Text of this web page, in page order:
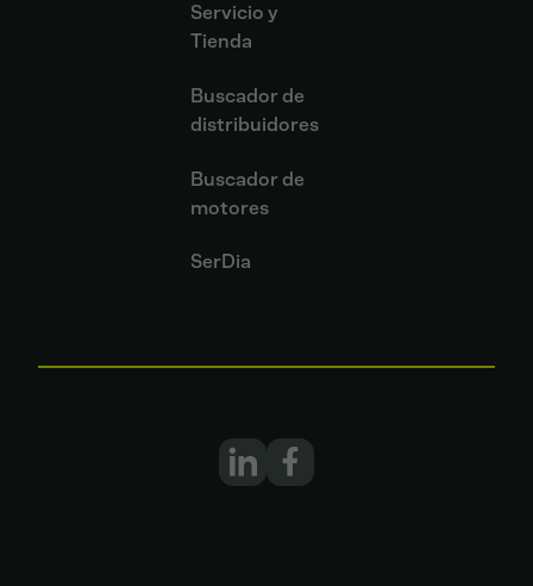
Servicio y
Tienda
Buscador de
distribuidores
Buscador de
motores
SerDia